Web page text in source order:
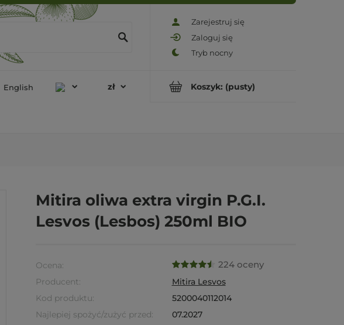
Zarejestruj się
Zaloguj się
Koszyk: (pusty)
English
Mitira oliwa extra virgin P.G.I.
Lesvos (Lesbos) 250ml BIO
Ocena: 224 oceny
Producent:
Mitira Lesvos
Kod produktu:
5200040112014
Najlepiej spożyć/zużyć przed:
07.2027